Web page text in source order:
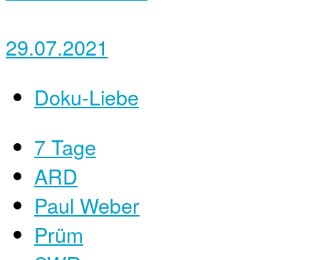
29.07.2021
Doku-Liebe
7 Tage
ARD
Paul Weber
Prüm